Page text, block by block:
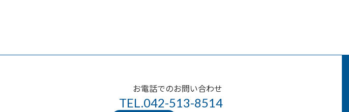
お電話でのお問い合わせ
TEL.042-513-8514